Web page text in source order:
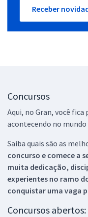
Receber
Concursos
Aqui, no Gran, você
acontecendo no mundo
Saiba quais são as
concurso e comece a
muita dedicação,
experientes no ramo
conquistar uma vaga
Concursos